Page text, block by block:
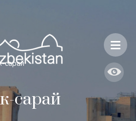
сарай
сарай